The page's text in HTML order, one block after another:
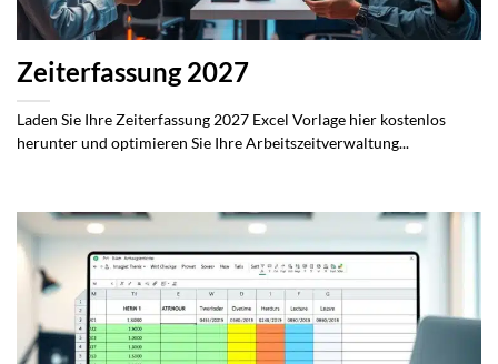
Zeiterfassung 2027
Laden Sie Ihre Zeiterfassung 2027 Excel Vorlage hier kostenlos
herunter und optimieren Sie Ihre Arbeitszeitverwaltung...